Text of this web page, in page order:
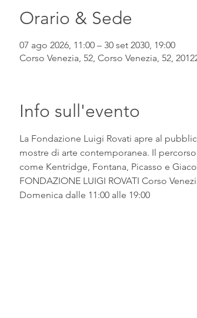
Orario & Sede
07 ago 2026, 11:00 – 30 set 2030, 19:00
Corso Venezia, 52, Corso Venezia, 52,
Info sull'evento
La Fondazione Luigi Rovati apre al
mostre di arte contemporanea. Il
come Kentridge, Fontana, Picasso e
FONDAZIONE LUIGI ROVATI Corso
Domenica dalle 11:00 alle 19:00